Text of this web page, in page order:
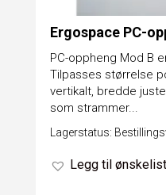
Ergospace PC-
PC-oppheng Mod B
Tilpasses størrelse
vertikalt, bredde
som strammer...
Lagerstatus:
Legg til